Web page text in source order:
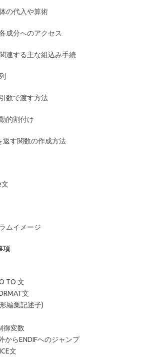
の代入や算術
成分へのアクセス
連する主な組込み手続
数で渡す方法
的割付け
返す関数の作成方法
ムイメージ
項
TO 文
文
編集記述子)
御変数
からENDIFへのジャンプ
文